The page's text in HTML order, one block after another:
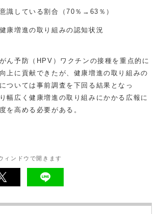
ている割合（70％→63％）
進の取り組みの認知状況
ん予防（HPV）ワクチンの接種を重点的に
上に貢献できたが、健康増進の取り組みの
ついては事前調査を下回る結果となっ
幅広く健康増進の取り組みにかかる広報に
を高める必要がある。
ィンドウで開きます